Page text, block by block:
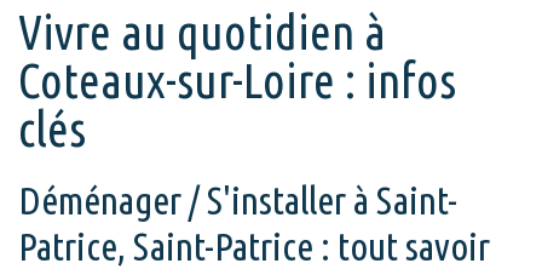
Vivre au quotidien à
Coteaux-sur-Loire : infos
clés
Déménager / S'installer à Saint-
Patrice, Saint-Patrice : tout savoir